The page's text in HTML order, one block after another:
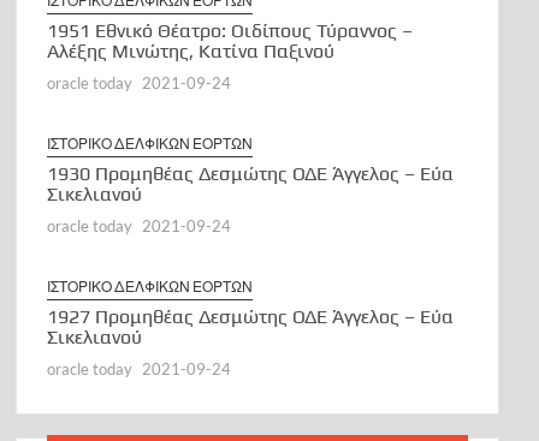
1951 Εθνικό Θέατρο: Οιδίπους Τύραννος –
Αλέξης Μινώτης, Κατίνα Παξινού
oracle today 2021-09-24
ΙΣΤΟΡΙΚΟ ΔΕΛΦΙΚΩΝ ΕΟΡΤΩΝ
1930 Προμηθέας Δεσμώτης ΟΔΕ Άγγελος – Εύα
Σικελιανού
oracle today 2021-09-24
ΙΣΤΟΡΙΚΟ ΔΕΛΦΙΚΩΝ ΕΟΡΤΩΝ
1927 Προμηθέας Δεσμώτης ΟΔΕ Άγγελος – Εύα
Σικελιανού
oracle today 2021-09-24